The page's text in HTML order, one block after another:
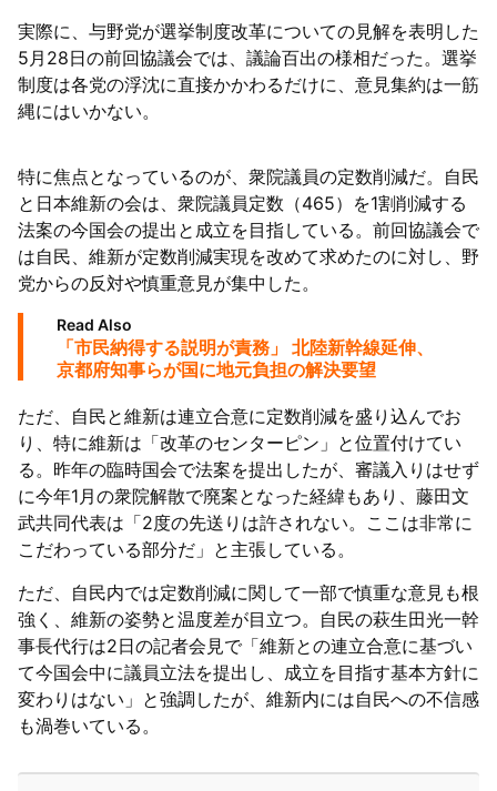
実際に、与野党が選挙制度改革についての見解を表明した
5月28日の前回協議会では、議論百出の様相だった。選挙
制度は各党の浮沈に直接かかわるだけに、意見集約は一筋
縄にはいかない。
特に焦点となっているのが、衆院議員の定数削減だ。自民
と日本維新の会は、衆院議員定数（465）を1割削減する
法案の今国会の提出と成立を目指している。前回協議会で
は自民、維新が定数削減実現を改めて求めたのに対し、野
党からの反対や慎重意見が集中した。
Read Also
「市民納得する説明が責務」 北陸新幹線延伸、
京都府知事らが国に地元負担の解決要望
ただ、自民と維新は連立合意に定数削減を盛り込んでお
り、特に維新は「改革のセンターピン」と位置付けてい
る。昨年の臨時国会で法案を提出したが、審議入りはせず
に今年1月の衆院解散で廃案となった経緯もあり、藤田文
武共同代表は「2度の先送りは許されない。ここは非常に
こだわっている部分だ」と主張している。
ただ、自民内では定数削減に関して一部で慎重な意見も根
強く、維新の姿勢と温度差が目立つ。自民の萩生田光一幹
事長代行は2日の記者会見で「維新との連立合意に基づい
て今国会中に議員立法を提出し、成立を目指す基本方針に
変わりはない」と強調したが、維新内には自民への不信感
も渦巻いている。